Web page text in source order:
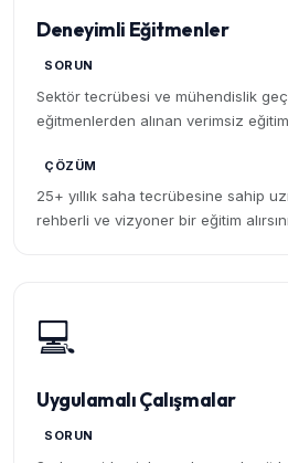
Deneyimli Eğitmenler
SORUN
Sektör tecrübesi ve mühendislik
eğitmenlerden alınan verimsiz
ÇÖZÜM
25+ yıllık saha tecrübesine sahip
rehberli ve vizyoner bir eğitim
💻
Uygulamalı Çalışmalar
SORUN